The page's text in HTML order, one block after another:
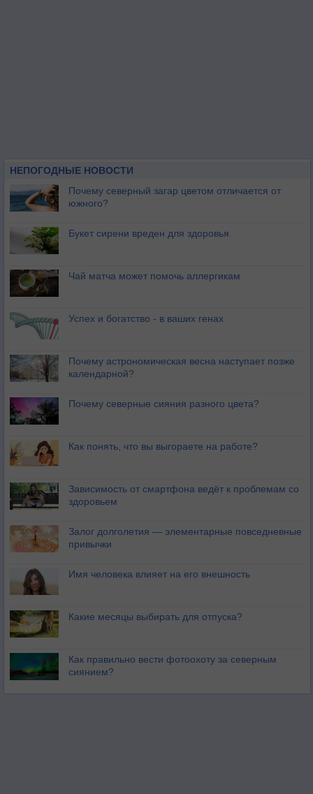
НЕПОГОДНЫЕ НОВОСТИ
Почему северный загар цветом отличается от
южного?
Букет сирени вреден для здоровья
Чай матча может помочь аллергикам
Успех и богатство - в ваших генах
Почему астрономическая весна наступает позже
календарной?
Почему северные сияния разного цвета?
Как понять, что вы выгораете на работе?
Зависимость от смартфона ведёт к проблемам со
здоровьем
Залог долголетия — элементарные повседневные
привычки
Имя человека влияет на его внешность
Какие месяцы выбирать для отпуска?
Как правильно вести фотоохоту за северным
сиянием?